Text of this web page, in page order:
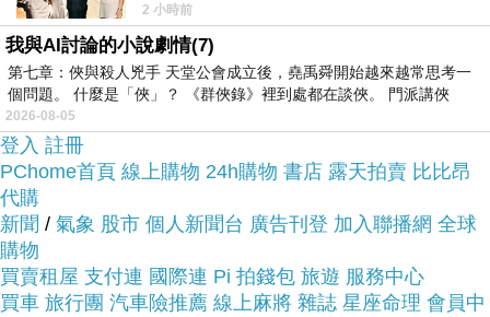
而且在網路上購買，品質有保障又有七天鑑
賞期，不滿意可以退貨也不用擔心買
貴!
服務這麼優，當然在網路購物最好啦~~ 一定要來看
看【菲鈮歐】開運四季平安粉晶項鍊(手工精雕 隨機
出貨)~~
商品網址:
山佛山泰華衡恆嵩 一山之高
2 小時前
我與AI討論的小說劇情(7)
第七章：俠與殺人兇手 天堂公會成立後，堯禹舜開始越來越常思考一
個問題。 什麼是「俠」？ 《群俠錄》裡到處都在談俠。 門派講俠
2026-08-05
登入 註冊
PChome首頁 線上購物 24h購物 書店 露天拍賣 比比昂
代購
新聞 / 氣象 股市 個人新聞台 廣告刊登 加入聯播網 全球
購物
買賣租屋 支付連 國際連 Pi 拍錢包 旅遊 服務中心
買車 旅行團 汽車險推薦 線上麻將 雜誌 星座命理 會員中